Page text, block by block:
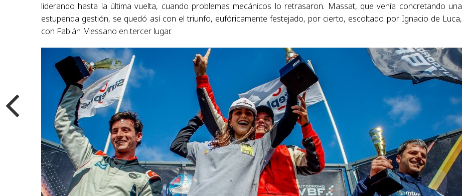
liderando hasta la última vuelta, cuando problemas mecánicos lo retrasaron. Massat, que venía concretando una
estupenda gestión, se quedó así con el triunfo, eufóricamente festejado, por cierto, escoltado por Ignacio de Luca,
con Fabián Messano en tercer lugar.